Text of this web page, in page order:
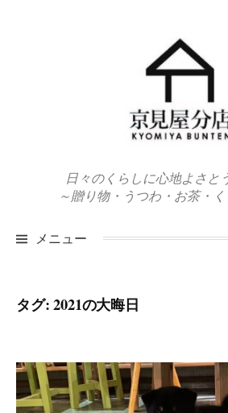
日々のくらしに心地よさと
～贈り物・うつわ・お茶・
メニュー
タグ:2021の大晦日